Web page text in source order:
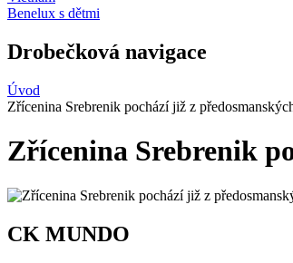
Benelux s dětmi
Drobečková navigace
Úvod
Zřícenina Srebrenik pochází již z
Zřícenina Srebrenik
CK MUNDO